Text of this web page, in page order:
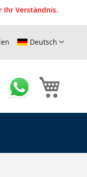
Ihr Verständnis.
Deutsch